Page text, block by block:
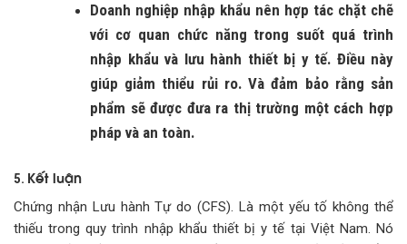
Doanh nghiệp nhập khẩu nên hợp tác chặt chẽ
với cơ quan chức năng trong suốt quá trình
nhập khẩu và lưu hành thiết bị y tế. Điều này
giúp giảm thiểu rủi ro. Và đảm bảo rằng sản
phẩm sẽ được đưa ra thị trường một cách hợp
pháp và an toàn.
5. Kết luận
Chứng nhận Lưu hành Tự do (CFS). Là một yếu tố không thể
thiếu trong quy trình nhập khẩu thiết bị y tế tại Việt Nam. Nó